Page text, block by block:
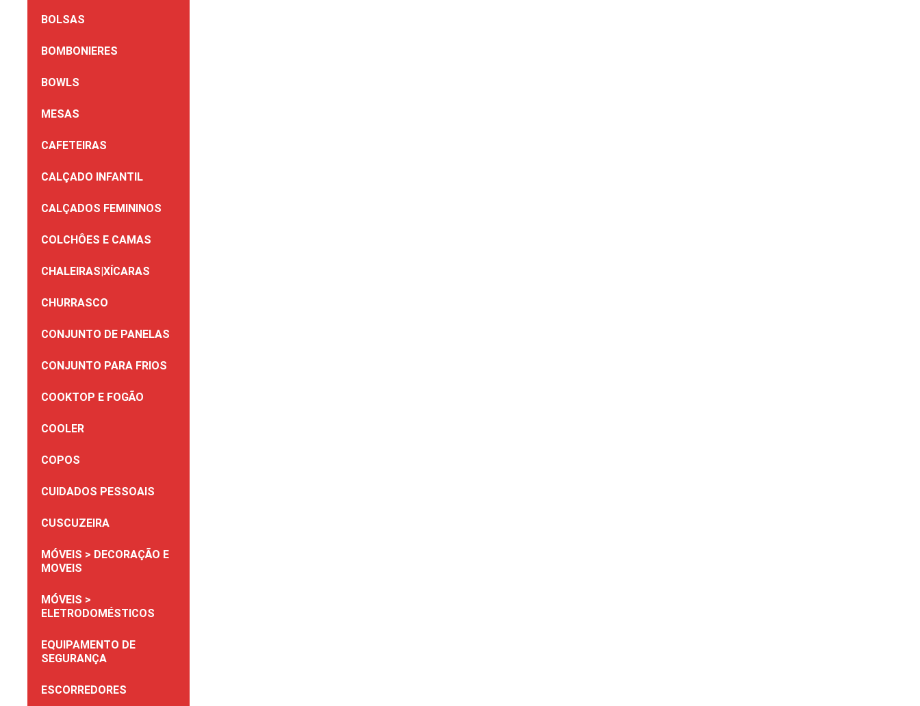
BOLSAS
BOMBONIERES
BOWLS
MESAS
CAFETEIRAS
CALÇADO INFANTIL
CALÇADOS FEMININOS
COLCHÔES E CAMAS
CHALEIRAS|XÍCARAS
CHURRASCO
CONJUNTO DE PANELAS
CONJUNTO PARA FRIOS
COOKTOP E FOGÃO
COOLER
COPOS
CUIDADOS PESSOAIS
CUSCUZEIRA
MÓVEIS > DECORAÇÃO E
MOVEIS
MÓVEIS >
ELETRODOMÉSTICOS
EQUIPAMENTO DE
SEGURANÇA
ESCORREDORES